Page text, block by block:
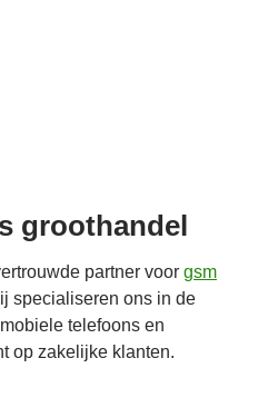
groothandel
partner voor gsm
specialiseren ons in de
telefoons en
op zakelijke klanten.